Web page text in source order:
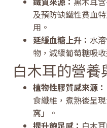
及預防缺鐵性貧血
用。
延緩血糖上升： 水
物，減緩葡萄糖吸
白木耳的營養
植物性膠質感來源：
食纖維，煮熟後呈
窩」。
提升飽足感： 白木